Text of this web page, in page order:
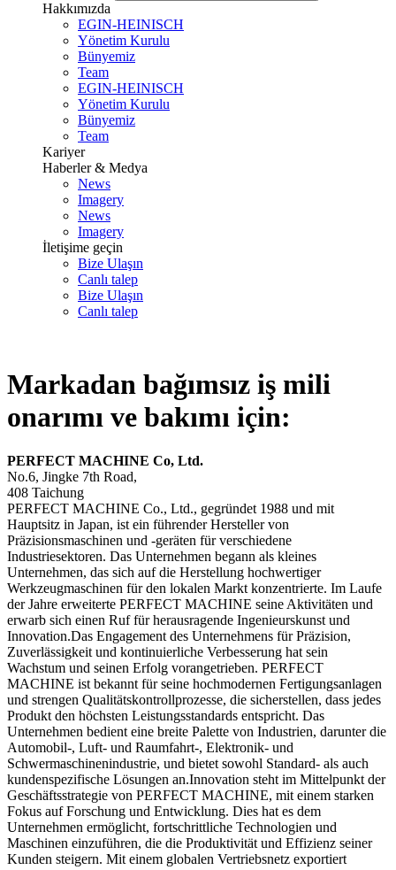
Hakkımızda
EGIN-HEINISCH
Yönetim Kurulu
Bünyemiz
Team
EGIN-HEINISCH
Yönetim Kurulu
Bünyemiz
Team
Kariyer
Haberler & Medya
News
Imagery
News
Imagery
İletişime geçin
Bize Ulaşın
Canlı talep
Bize Ulaşın
Canlı talep
Markadan bağımsız iş mili
onarımı ve bakımı için:
PERFECT MACHINE Co, Ltd.
No.6, Jingke 7th Road,
408 Taichung
PERFECT MACHINE Co., Ltd., gegründet 1988 und mit
Hauptsitz in Japan, ist ein führender Hersteller von
Präzisionsmaschinen und -geräten für verschiedene
Industriesektoren. Das Unternehmen begann als kleines
Unternehmen, das sich auf die Herstellung hochwertiger
Werkzeugmaschinen für den lokalen Markt konzentrierte. Im Laufe
der Jahre erweiterte PERFECT MACHINE seine Aktivitäten und
erwarb sich einen Ruf für herausragende Ingenieurskunst und
Innovation.Das Engagement des Unternehmens für Präzision,
Zuverlässigkeit und kontinuierliche Verbesserung hat sein
Wachstum und seinen Erfolg vorangetrieben. PERFECT
MACHINE ist bekannt für seine hochmodernen Fertigungsanlagen
und strengen Qualitätskontrollprozesse, die sicherstellen, dass jedes
Produkt den höchsten Leistungsstandards entspricht. Das
Unternehmen bedient eine breite Palette von Industrien, darunter die
Automobil-, Luft- und Raumfahrt-, Elektronik- und
Schwermaschinenindustrie, und bietet sowohl Standard- als auch
kundenspezifische Lösungen an.Innovation steht im Mittelpunkt der
Geschäftsstrategie von PERFECT MACHINE, mit einem starken
Fokus auf Forschung und Entwicklung. Dies hat es dem
Unternehmen ermöglicht, fortschrittliche Technologien und
Maschinen einzuführen, die die Produktivität und Effizienz seiner
Kunden steigern. Mit einem globalen Vertriebsnetz exportiert